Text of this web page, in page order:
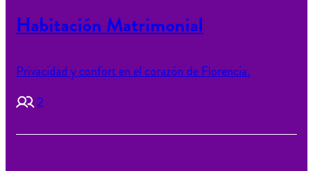
Habitación Matrimonial
Privacidad y confort en el corazón de Florencia.
2